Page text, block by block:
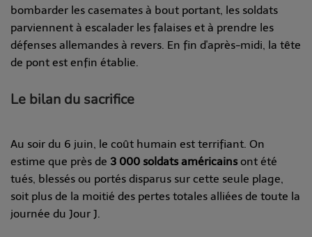
bombarder les casemates à bout portant, les soldats
parviennent à escalader les falaises et à prendre les
défenses allemandes à revers. En fin d'après-midi, la tête
de pont est enfin établie.
Le bilan du sacrifice
Au soir du 6 juin, le coût humain est terrifiant. On
estime que près de 3 000 soldats américainsont été
tués, blessés ou portés disparus sur cette seule plage,
soit plus de la moitié des pertes totales alliées de toute la
journée du Jour J.